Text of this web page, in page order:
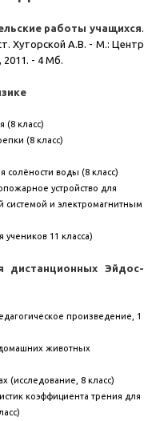
работы учащихся.
Хуторской А.В. - М.: Центр
2011. - 4 Мб.
(8 класс)
(8 класс)
воды (8 класс)
устройство для
и электромагнитным
11 класса)
дистанционных Эйдос-
произведение, 1
животных
(исследование, 8 класс)
коэффициента трения для